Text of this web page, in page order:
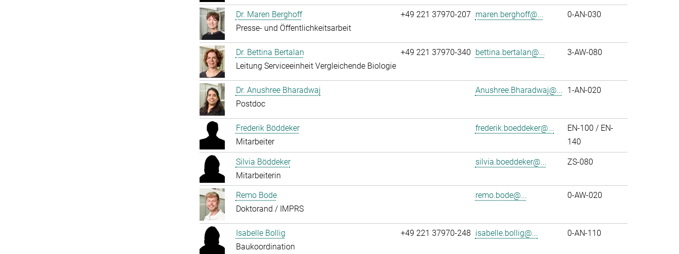
Dr. Maren Berghoff
Presse- und Öffentlichkeitsarbeit
+49 221 37970-207 maren.berghoff@... 0-AN-030
Dr. Bettina Bertalan
Leitung Serviceeinheit Vergleichende Biologie
+49 221 37970-340 bettina.bertalan@... 3-AW-080
Dr. Anushree Bharadwaj
Postdoc
Anushree.Bharadwaj@... 1-AN-020
Frederik Böddeker
Mitarbeiter
frederik.boeddeker@...
EN-100 / EN-
140
Silvia Böddeker
Mitarbeiterin
silvia.boeddeker@... ZS-080
Remo Bode
Doktorand / IMPRS
remo.bode@... 0-AW-020
Isabelle Bollig
Baukoordination
+49 221 37970-248 isabelle.bollig@... 0-AN-110